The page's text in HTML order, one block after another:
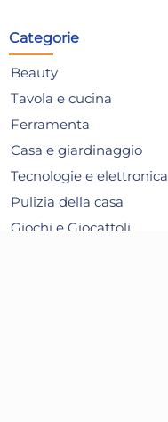
Categorie
Beauty
Tavola e cucina
Ferramenta
Casa e giardinaggio
Tecnologie e elettronica
Pulizia della casa
Giochi e Giocattoli